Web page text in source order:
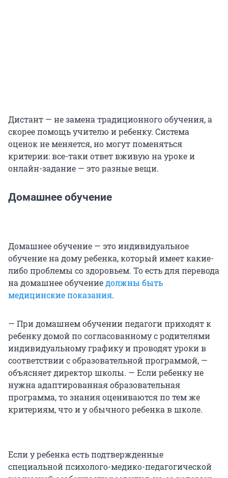
Дистант — не замена традиционного обучения, а
скорее помощь учителю и ребенку. Система
оценок не меняется, но могут поменяться
критерии: все-таки ответ вживую на уроке и
онлайн-задание — это разные вещи.
Домашнее обучение
Домашнее обучение — это индивидуальное
обучение на дому ребенка, который имеет какие-
либо проблемы со здоровьем. То есть для перевода
на домашнее обучениедолжны быть
медицинские показания.
— При домашнем обучении педагоги приходят к
ребенку домой по согласованному с родителями
индивидуальному графику и проводят уроки в
соответствии с образовательной программой, —
объясняет директор школы. — Если ребенку не
нужна адаптированная образовательная
программа, то знания оцениваются по тем же
критериям, что и у обычного ребенка в школе.
Если у ребенка есть подтвержденные
специальной психолого-медико-педагогической